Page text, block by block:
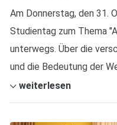
Am Donnerstag, den 31.
Studientag zum Thema
unterwegs. Über die
und die Bedeutung der
weiterlesen